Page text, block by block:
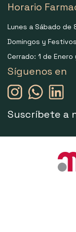
Horario
Lunes a Sábado de
Domingos y
Cerrado: 1 de
Síguenos en
Suscríbete a